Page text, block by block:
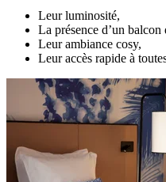
Leur luminosité,
La présence d’un balcon
Leur ambiance cosy,
Leur accès rapide à